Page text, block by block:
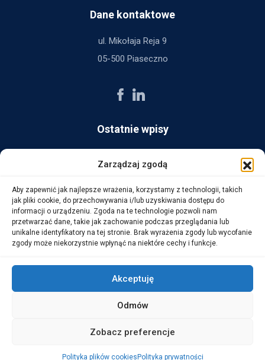
Zarządzaj zgodą
Aby zapewnić jak najlepsze wrażenia, korzystamy z technologii, takich
jak pliki cookie, do przechowywania i/lub uzyskiwania dostępu do
informacji o urządzeniu. Zgoda na te technologie pozwoli nam
przetwarzać dane, takie jak zachowanie podczas przeglądania lub
unikalne identyfikatory na tej stronie. Brak wyrażenia zgody lub wycofanie
zgody może niekorzystnie wpłynąć na niektóre cechy i funkcje.
Akceptuję
Odmów
Zobacz preferencje
Polityka plików cookies Polityka prywatności
Dane kontaktowe
ul. Mikołaja Reja 9
05-500 Piaseczno
Ostatnie wpisy
Micro
14 października, 2025
WarehouseLAB: LOGISTYKA 4.0 – Automatyzacja i
Optymalizacja Procesów Logistycznych
ALL RIGHTS RESERVED